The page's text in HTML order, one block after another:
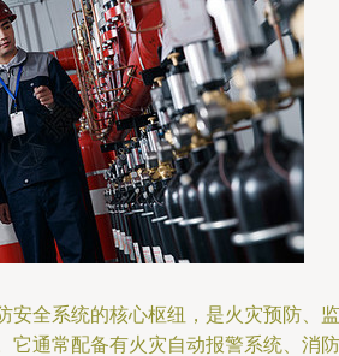
安全系统的核心枢纽，是火灾预防、监
它通常配备有火灾自动报警系统、消防